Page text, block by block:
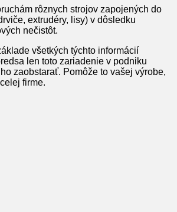
rôznych strojov zapojených do
extrudéry, lisy) v dôsledku
nečistôt.
všetkých týchto informácií
len toto zariadenie v podniku
zaobstarať. Pomôže to vašej výrobe,
firme.